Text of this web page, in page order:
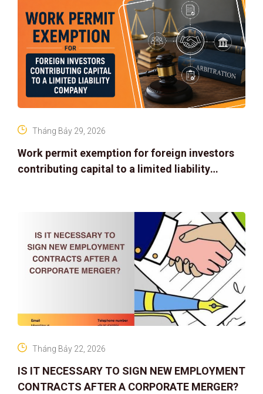
Work permit exemption for foreign investors
contributing capital to a limited liability
Tháng Bảy 29, 2026
IS IT NECESSARY TO SIGN NEW EMPLOYMENT
CONTRACTS AFTER A CORPORATE MERGER?
Tháng Bảy 22, 2026